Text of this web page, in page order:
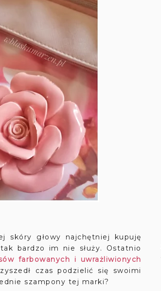
głowy najchętniej kupuję
bardzo im nie służy. Ostatnio
farbowanych i uwrażliwionych
czas podzielić się swoimi
szampony tej marki?